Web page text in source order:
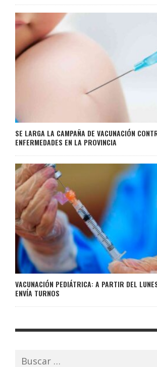
SE LARGA LA CAMPAÑA DE VACUNACIÓN
ENFERMEDADES EN LA PROVINCIA
VACUNACIÓN PEDIÁTRICA: A PARTIR DEL
ENVÍA TURNOS
Buscar: